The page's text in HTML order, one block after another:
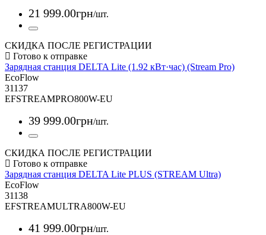
21 999.00грн/шт.
СКИДКА ПОСЛЕ РЕГИСТРАЦИИ
Зарядная станция DELTA Lite (1.92 кВт·час) (Stream Pro)
EcoFlow
31137
EFSTREAMPRO800W-EU
39 999.00грн/шт.
СКИДКА ПОСЛЕ РЕГИСТРАЦИИ
Зарядная станция DELTA Lite PLUS (STREAM Ultra)
EcoFlow
31138
EFSTREAMULTRA800W-EU
41 999.00грн/шт.